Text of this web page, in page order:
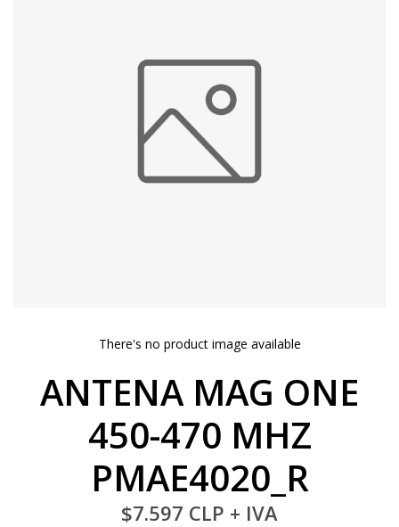
There's no product image available
ANTENA MAG ONE
450-470 MHZ
PMAE4020_R
$7.597 CLP + IVA